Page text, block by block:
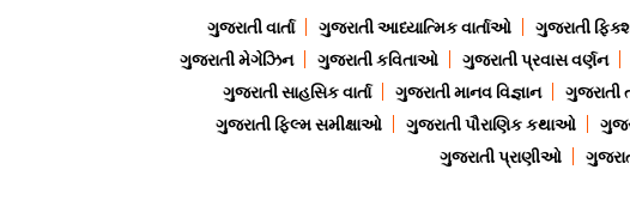
ગુજરાતી વાર્તા ગુજરાતી આધ્યાત્મિક વાર્તાઓ ગુજરાતી
ગુજરાતી મેગેઝિન
ગુજરાતી કવિતાઓ ગુજરાતી પ્રવાસ વર્ણન
ગુજરાતી સાહસિક વાર્તા
ગુજરાતી માનવ વિજ્ઞાન ગુજરાતી
ગુજરાતી ફિલ્મ સમીક્ષાઓ
ગુજરાતી પૌરાણિક કથાઓ
ગુજરાતી પ્રાણીઓ